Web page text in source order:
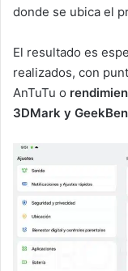
donde se ubica el
El resultado es
realizados, con
AnTuTu o
3DMark y